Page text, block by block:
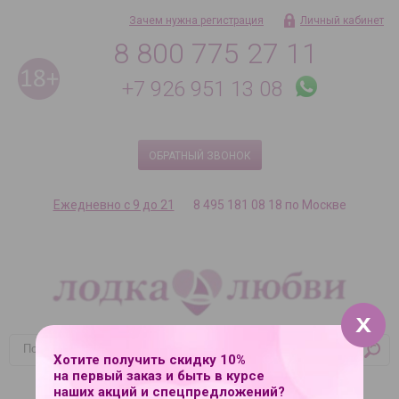
8 800 775 27 11
+7 926 951 13 08
ОБРАТНЫЙ ЗВОНОК
Зачем нужна регистрация Личный кабинет
Ежедневно с 9 до 21 8 495 181 08 18 по Москве
Корзина
Ваша корзина пуста
Хотите получить скидку 10%
на первый заказ и быть в курсе
наших акций и спецпредложений?